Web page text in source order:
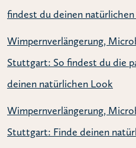
findest du deinen
Wimpernverlängerung,
Stuttgart: So findest du die
deinen natürlichen Look
Wimpernverlängerung,
Stuttgart: Finde deinen